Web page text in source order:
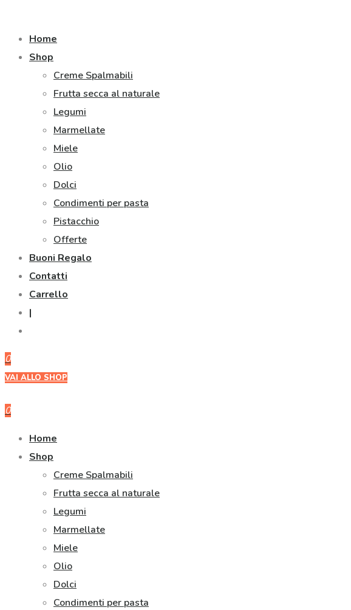
Home
Shop
Creme Spalmabili
Frutta secca al naturale
Legumi
Marmellate
Miele
Olio
Dolci
Condimenti per pasta
Pistacchio
Offerte
Buoni Regalo
Contatti
Carrello
|
0
VAI ALLO SHOP
0
Home
Shop
Creme Spalmabili
Frutta secca al naturale
Legumi
Marmellate
Miele
Olio
Dolci
Condimenti per pasta